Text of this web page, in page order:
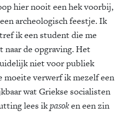
hier nooit een hek voorbij,
archeologisch feestje. Ik
ik een student die me
naar de opgraving. Het
niet voor publiek
moeite verwerf ik mezelf een
wat Griekse socialisten
lees ikpasoken een zin